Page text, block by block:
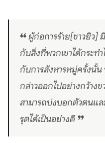
❝ ผู้ก่อการร้าย[ชาวยิว]
กับสิ่งที่พวกเขาได้กระท
กับการสังหารหมู่ครั้งนั้
กล่าวออกไปอย่างกว้าง
สามารถบ่งบอกตัวตนแ
รุตได้เป็นอย่างดี ❞